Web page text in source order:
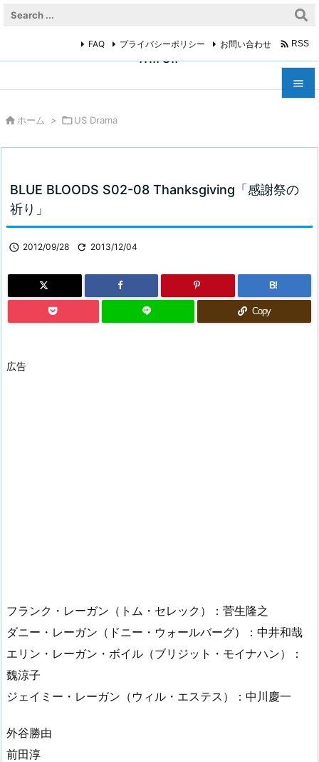
miroir




検索
FAQ プライバシーポリシー お問い合わせ  RSS
 ホーム > US Drama
BLUE BLOODS S02-08 Thanksgiving「感謝祭の
祈り」
 2012/09/28  2013/12/04
B!
Copy
広告
フランク・レーガン（トム・セレック）：菅生隆之
ダニー・レーガン（ドニー・ウォールバーグ）：中井和哉
エリン・レーガン・ボイル（ブリジット・モイナハン）：
魏涼子
ジェイミー・レーガン（ウィル・エステス）：中川慶一
外谷勝由
前田淳